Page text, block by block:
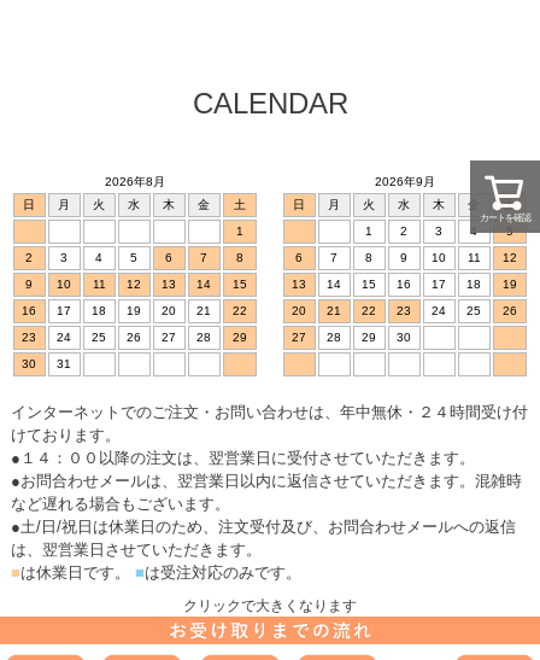
カートを確認
CALENDAR
2026年8月
日
月 火 水 木 金
土
1
2
3 4 5 6 7
8
9
10 11 12 13 14
15
16
17 18 19 20 21
22
23
24 25 26 27 28
29
30
31
2026年9月
日
月 火 水 木 金
土
1
2 3 4
5
6
7 8 9 10 11
12
13
14 15 16 17 18
19
20
21 22 23 24 25
26
27
28 29 30
インターネットでのご注文・お問い合わせは、年中無休・２４時間受け付
けております。
●１４：００以降の注文は、翌営業日に受付させていただきます。
●お問合わせメールは、翌営業日以内に返信させていただきます。混雑時
など遅れる場合もございます。
●土/日/祝日は休業日のため、注文受付及び、お問合わせメールへの返信
は、翌営業日させていただきます。
■は休業日です。 ■は受注対応のみです。
クリックで大きくなります